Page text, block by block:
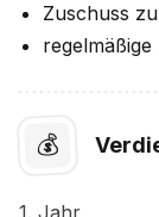
Zuschuss
💰